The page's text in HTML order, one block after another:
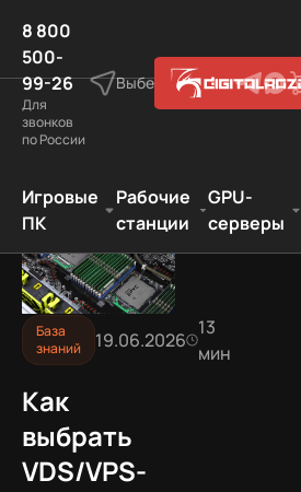
8 800
500-
99-26
Для
звонков
по России
Выберите город
Игровые
ПК
Рабочие
станции
GPU-
серверы
База
знаний
19.06.2026
13
мин
Как
выбрать
VDS/VPS-